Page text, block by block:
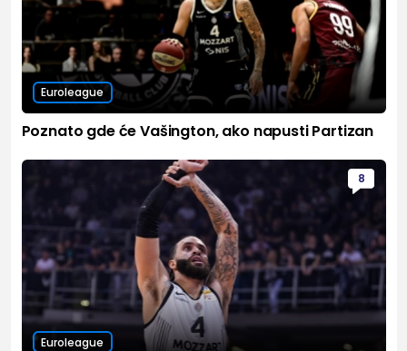
Euroleague
Poznato gde će Vašington, ako napusti Partizan
8
Euroleague